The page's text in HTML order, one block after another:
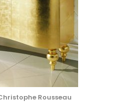
Rousseau